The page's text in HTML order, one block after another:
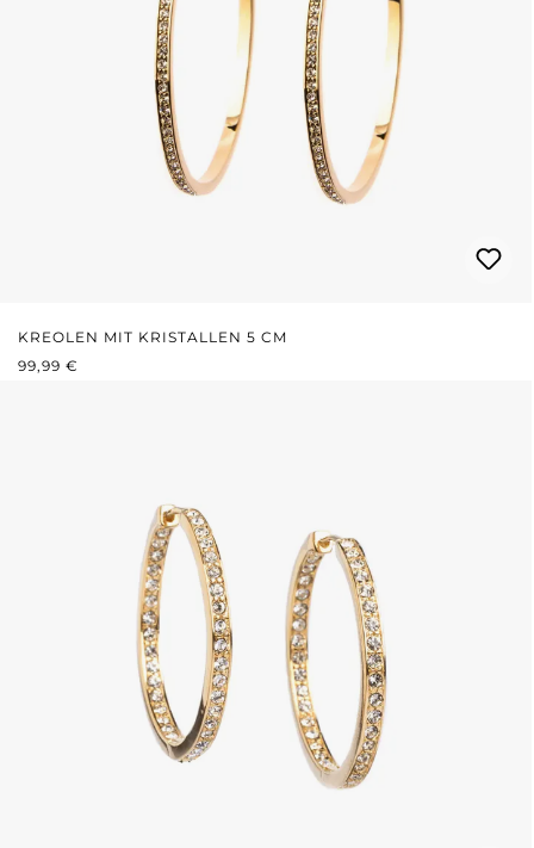
KREOLEN MIT KRISTALLEN 5 CM
REGULÄRER PREIS:
99,99 €